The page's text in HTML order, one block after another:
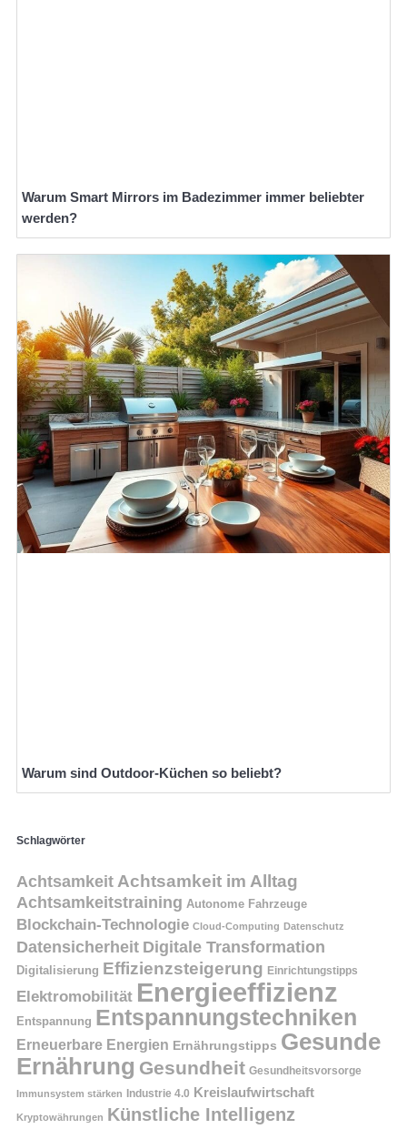
Warum Smart Mirrors im Badezimmer immer beliebter
werden?
Warum sind Outdoor-Küchen so beliebt?
Schlagwörter
Achtsamkeit Achtsamkeit im Alltag
Achtsamkeitstraining Autonome Fahrzeuge
Blockchain-Technologie Cloud-Computing Datenschutz
Datensicherheit Digitale Transformation
Digitalisierung Effizienzsteigerung Einrichtungstipps
Elektromobilität Energieeffizienz
Entspannung Entspannungstechniken
Erneuerbare Energien Ernährungstipps Gesunde
Ernährung Gesundheit Gesundheitsvorsorge
Immunsystem stärken Industrie 4.0 Kreislaufwirtschaft
Kryptowährungen Künstliche Intelligenz